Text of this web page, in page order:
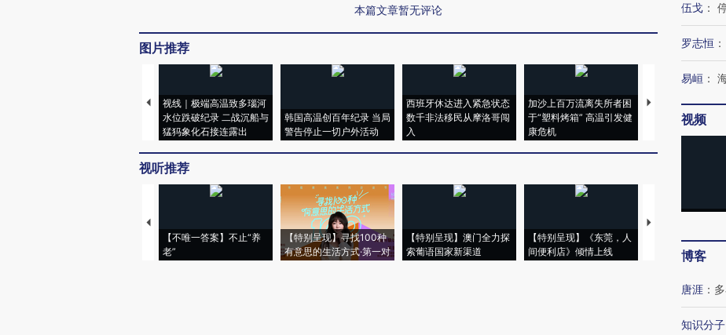
本篇文章暂无评论
图片推荐
视线｜极端高温致多瑙河
水位跌破纪录 二战沉船与
猛犸象化石接连露出
韩国高温创百年纪录 当局
警告停止一切户外活动
西班牙休达进入紧急状态
数千非法移民从摩洛哥闯
入
加沙上百万流离失所者困
于“塑料烤箱” 高温引发健
康危机
视线｜HYROX的
术：是什么让中产
视听推荐
【不唯一答案】不止“养
老”
【特别呈现】寻找100种
有意思的生活方式·第一对
【特别呈现】澳门全力探
索葡语国家新渠道
【特别呈现】《东莞，人
间便利店》倾情上线
【推广】走进第四
会，让数智科技“
伍戈 ：
罗志恒 ：
易峘 ：
视频
博客
唐涯 ：
知识分子